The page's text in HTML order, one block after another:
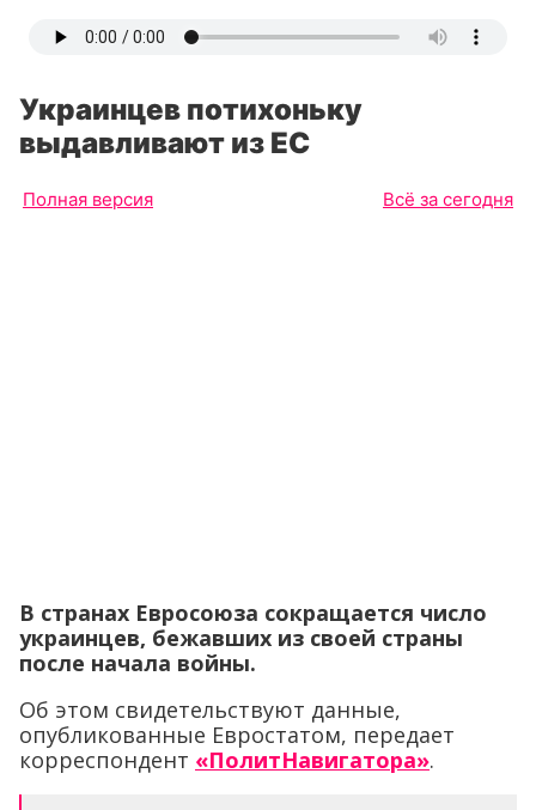
Украинцев потихоньку
выдавливают из ЕС
Полная версия Всё за сегодня
В странах Евросоюза сокращается число
украинцев, бежавших из своей страны
после начала войны.
Об этом свидетельствуют данные,
опубликованные Евростатом, передает
корреспондент «ПолитНавигатора».